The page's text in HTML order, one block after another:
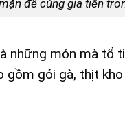
để cúng gia tiên
những món mà tổ
gỏi gà, thịt